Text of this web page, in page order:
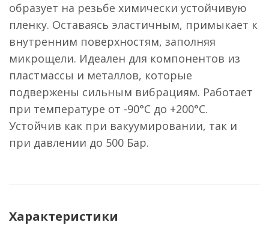
образует на резьбе химически устойчивую
пленку. Оставаясь эластичным, примыкает к
внутренним поверхностям, заполняя
микрощели. Идеален для компонентов из
пластмассы и металлов, которые
подвержены сильным вибрациям. Работает
при температуре от -90°С до +200°С.
Устойчив как при вакуумировании, так и
при давлении до 500 Бар.
Характеристики